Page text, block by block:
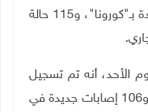
تسجيل حالة وفاة، و117 إصابة جديدة بـ"كورونا"، و115 حالة
الأحد، أنه تم تسجيل
حالة وفاة وحيدة في الضفة الغربية، و106 إصابات جديدة في